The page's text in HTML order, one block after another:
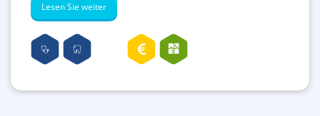
Lesen Sie weiter